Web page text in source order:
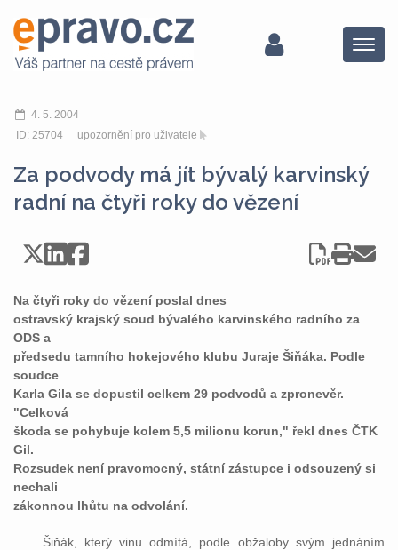
Menu
4. 5. 2004
ID: 25704
upozornění pro uživatele
Za podvody má jít bývalý karvinský
radní na čtyři roky do vězení
Na čtyři roky do vězení poslal dnes
ostravský krajský soud bývalého karvinského radního za
ODS a
předsedu tamního hokejového klubu Juraje Šiňáka. Podle
soudce
Karla Gila se dopustil celkem 29 podvodů a zpronevěr.
"Celková
škoda se pohybuje kolem 5,5 milionu korun," řekl dnes ČTK
Gil.
Rozsudek není pravomocný, státní zástupce i odsouzený si
nechali
zákonnou lhůtu na odvolání.
Šiňák, který vinu odmítá, podle obžaloby svým jednáním